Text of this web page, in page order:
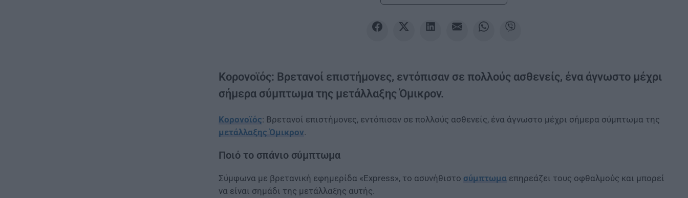
Κορονοϊός: Βρετανοί επιστήμονες, εντόπισαν σε πολλούς ασθενείς, ένα άγνωστο μέχρι
σήμερα σύμπτωμα της μετάλλαξης Όμικρον.
Κορονοϊός: Βρετανοί επιστήμονες, εντόπισαν σε πολλούς ασθενείς, ένα άγνωστο μέχρι σήμερα σύμπτωμα της
μετάλλαξης Όμικρον.
Ποιό το σπάνιο σύμπτωμα
Σύμφωνα με βρετανική εφημερίδα «Εxpress», το ασυνήθιστο σύμπτωμα επηρεάζει τους οφθαλμούς και μπορεί
να είναι σημάδι της μετάλλαξης αυτής.